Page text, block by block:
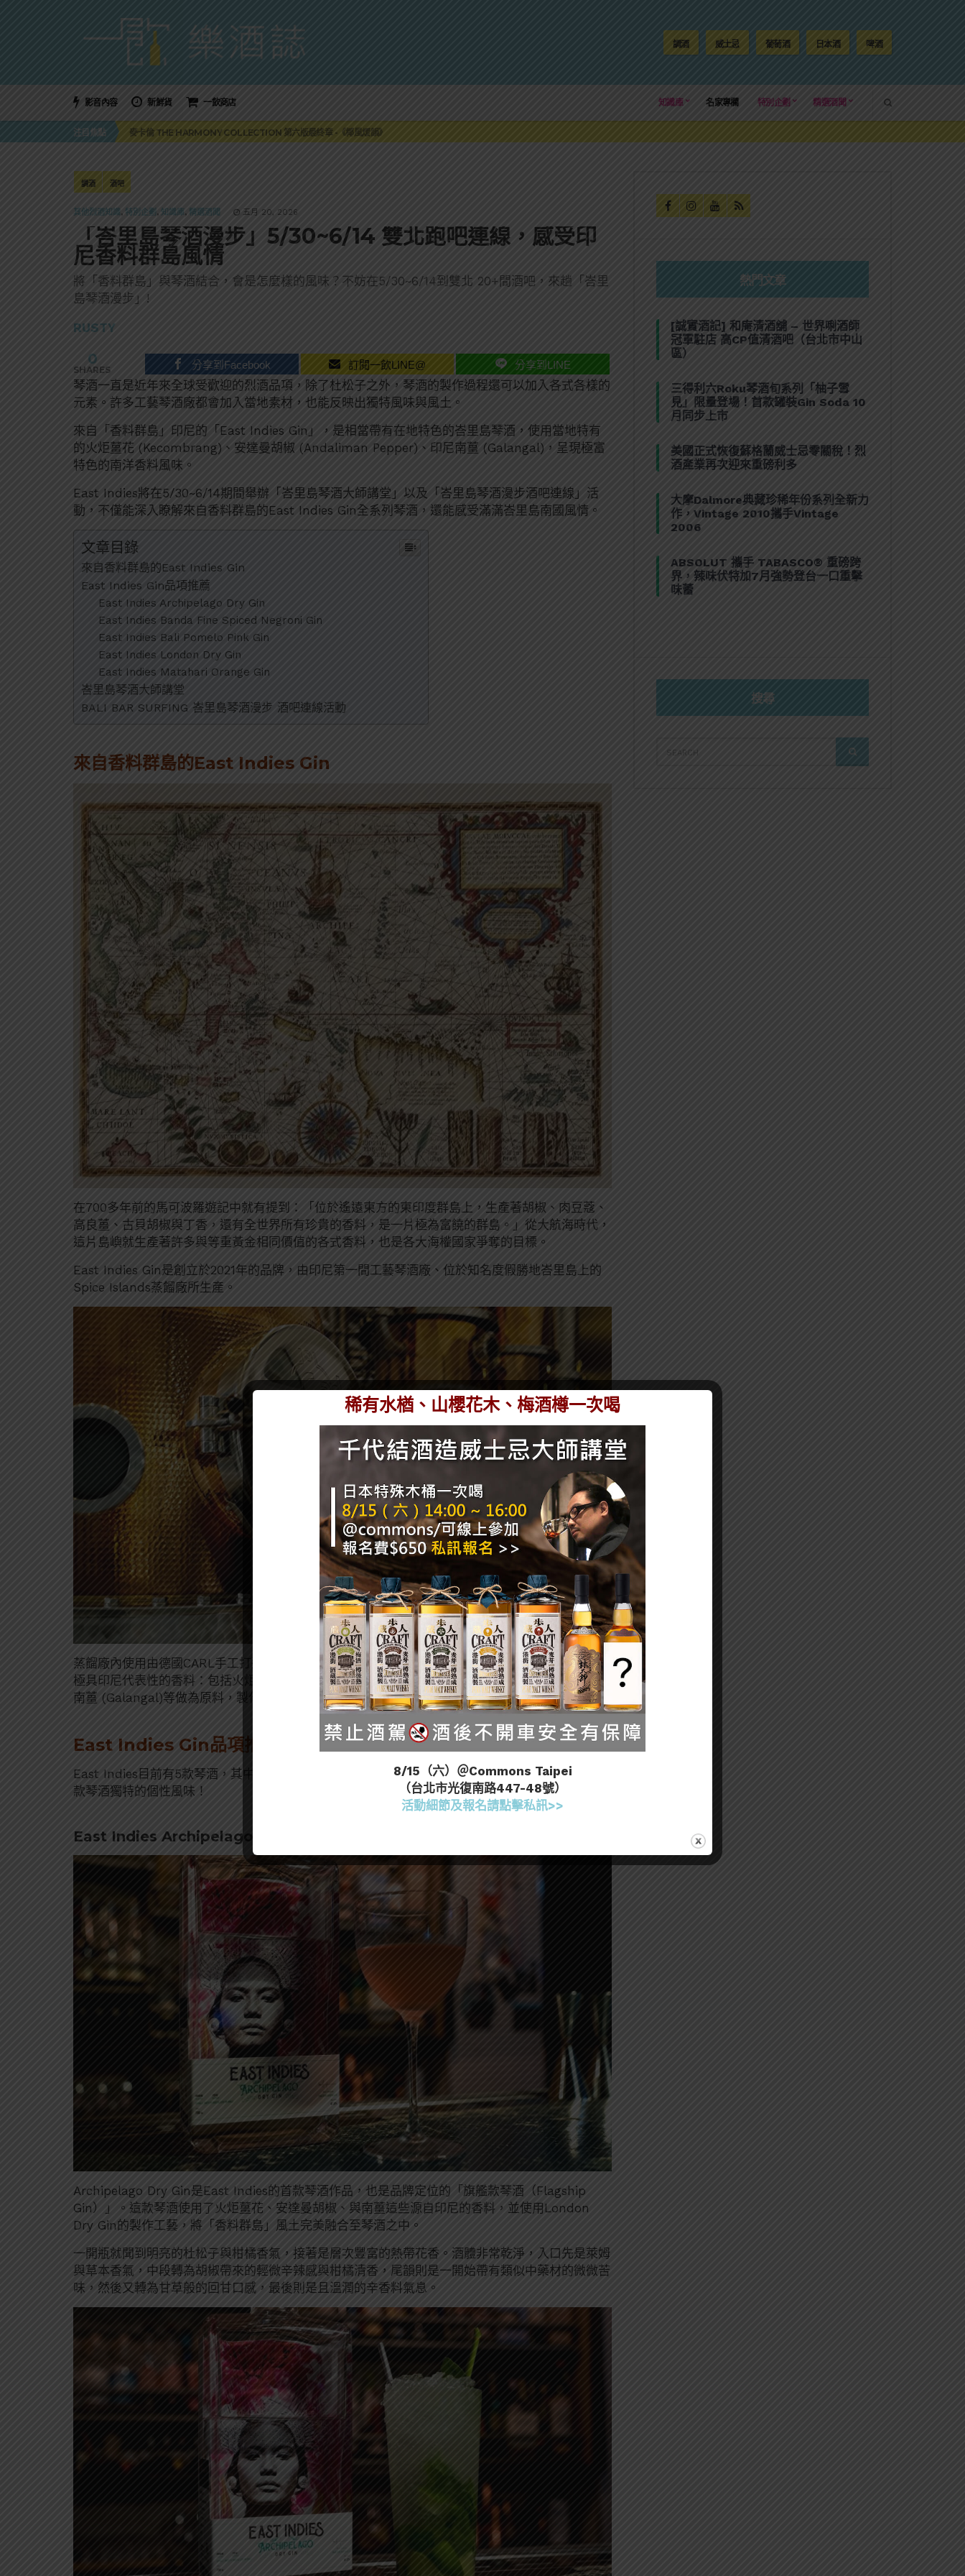
調酒 威士忌 葡萄酒 日本酒 啤酒
影音內容 新鮮貨 一飲商店 知識庫 名家專欄 特別企劃 精選酒聞
注目焦點
美國正式恢復蘇格蘭威士忌零關稅！烈酒產業再次迎來重磅利多
麥卡倫 THE HARMONY COLLECTION 第六版最終章 -《椰風煖韻》
角嗨尬炸物X爽快這一步，角瓶攜手頂呱呱 全新套餐限時登場
「MONSTER NIGHT OUT 魔爪特調之夜」盛夏刮起派對旋風！
美國正式恢復蘇格蘭威士忌零關稅！烈酒產業再次迎來重磅利多
調酒 酒吧
其他烈酒知識, 特別企劃 , 知識庫, 精選酒聞 五月 20, 2026
「峇里島琴酒漫步」5/30~6/14 雙北跑吧連線，感受印
尼香料群島風情
將「香料群島」與琴酒結合，會是怎麼樣的風味？不妨在5/30~6/14到雙北 20+間酒吧，來趟「峇里
島琴酒漫步」!
RUSTY
0
SHARES 分享到Facebook 訂閱一飲LINE@ 分享到LINE
琴酒一直是近年來全球受歡迎的烈酒品項，除了杜松子之外，琴酒的製作過程還可以加入各式各樣的
元素。許多工藝琴酒廠都會加入當地素材，也能反映出獨特風味與風土。
來自「香料群島」印尼的「East Indies Gin」，是相當帶有在地特色的峇里島琴酒，使用當地特有
的火炬薑花 (Kecombrang)、安達曼胡椒 (Andaliman Pepper)、印尼南薑 (Galangal)，呈現極富
特色的南洋香料風味。
East Indies將在5/30~6/14期間舉辦「峇里島琴酒大師講堂」以及「峇里島琴酒漫步酒吧連線」活
動，不僅能深入瞭解來自香料群島的East Indies Gin全系列琴酒，還能感受滿滿峇里島南國風情。
文章目錄
來自香料群島的East Indies Gin
East Indies Gin品項推薦
East Indies Archipelago Dry Gin
East Indies Banda Fine Spiced Negroni Gin
East Indies Bali Pomelo Pink Gin
East Indies London Dry Gin
East Indies Matahari Orange Gin
峇里島琴酒大師講堂
BALI BAR SURFING 峇里島琴酒漫步 酒吧連線活動
來自香料群島的East Indies Gin
在700多年前的馬可波羅遊記中就有提到：「位於遙遠東方的東印度群島上，生產著胡椒、肉豆蔻、
高良薑、古貝胡椒與丁香，還有全世界所有珍貴的香料，是一片極為富饒的群島。」從大航海時代，
這片島嶼就生產著許多與等重黃金相同價值的各式香料，也是各大海權國家爭奪的目標。
East Indies Gin是創立於2021年的品牌，由印尼第一間工藝琴酒廠、位於知名度假勝地峇里島上的
Spice Islands蒸餾廠所生產。
蒸餾廠內使用由德國CARL手工打造、暱稱為「Gede」的550L小型銅製蒸餾器進行生產，使用數種
極具印尼代表性的香料：包括火炬薑花 (Kecombrang)、安達曼胡椒 (Andaliman Pepper)、印尼
南薑 (Galangal)等做為原料，製作出帶有印尼、峇里島在地風情的琴酒。
East Indies Gin品項推薦
East Indies目前有5款琴酒，其中兩款是今年才開輸入台灣的全新品項。讓小編來幫大家介紹一下各
款琴酒獨特的個性風味！
East Indies Archipelago Dry Gin
Archipelago Dry Gin是East Indies的首款琴酒作品，也是品牌定位的「旗艦款琴酒（Flagship
Gin）」。這款琴酒使用了火炬薑花、安達曼胡椒、與南薑這些源自印尼的香料，並使用London
Dry Gin的製作工藝，將「香料群島」風土完美融合至琴酒之中。
一開瓶就聞到明亮的杜松子與柑橘香氣，接著是層次豐富的熱帶花香。酒體非常乾淨，入口先是萊姆
與草本香氣，中段轉為胡椒帶來的輕微辛辣感與柑橘清香，尾韻則是一開始帶有類似中藥材的微微苦
味，然後又轉為甘草般的回甘口感，最後則是且溫潤的辛香料氣息。
熱門文章
[誠實酒記] 和庵清酒舖 – 世界唎酒師
冠軍駐店 高CP值清酒吧（台北市中山
區）
三得利六Roku琴酒旬系列「柚子雪
見」限量登場！首款罐裝Gin Soda 10
月同步上市
美國正式恢復蘇格蘭威士忌零關稅！烈
酒產業再次迎來重磅利多
大摩Dalmore典藏珍稀年份系列全新力
作，Vintage 2010攜手Vintage
2006
ABSOLUT 攜手 TABASCO® 重磅跨
界，辣味伏特加7月強勢登台一口重擊
味蕾
搜尋
FOR:
SEARCH
稀有水楢、山櫻花木、梅酒樽一次喝
8/15（六）＠Commons Taipei
（台北市光復南路447-48號）
活動細節及報名請點擊私訊>>